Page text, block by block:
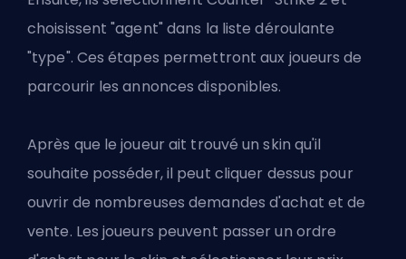
choisissent "agent" dans la liste déroulante
"type". Ces étapes permettront aux joueurs de
parcourir les annonces disponibles.
Après que le joueur ait trouvé un skin qu'il
souhaite posséder, il peut cliquer dessus pour
ouvrir de nombreuses demandes d'achat et de
vente. Les joueurs peuvent passer un ordre